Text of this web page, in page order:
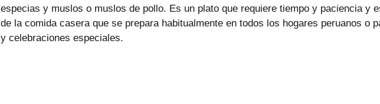
especias y muslos o muslos de pollo. Es un plato que requiere tiempo y paciencia y
de la comida casera que se prepara habitualmente en todos los hogares peruanos o
y celebraciones especiales.